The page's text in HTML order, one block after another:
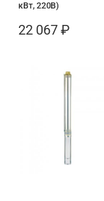
кВт, 220В)
22 067 ₽